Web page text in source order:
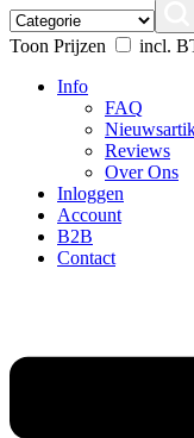
Toon Prijzen
incl.
Info
FAQ
Reviews
Over Ons
Inloggen
Account
B2B
Contact